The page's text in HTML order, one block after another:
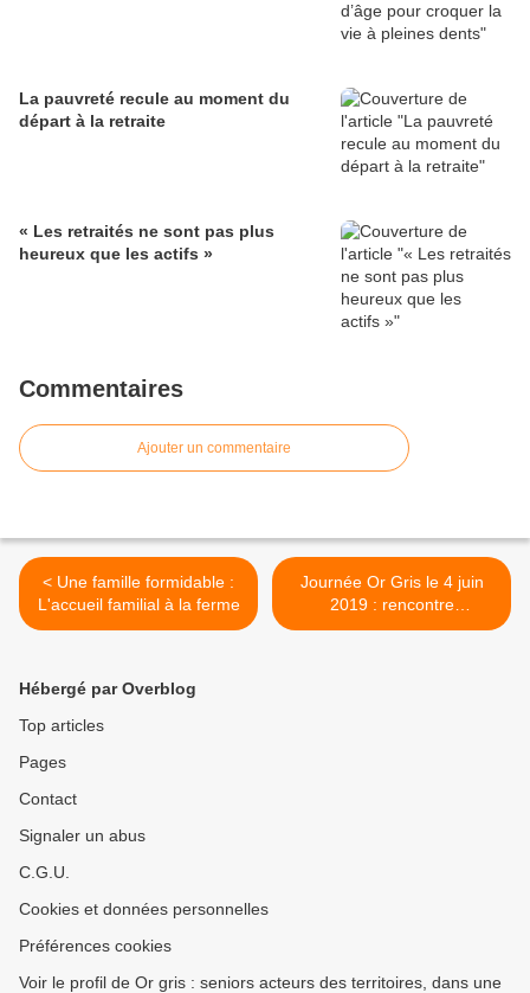
La pauvreté recule au moment du
départ à la retraite
« Les retraités ne sont pas plus
heureux que les actifs »
Commentaires
Ajouter un commentaire
< Une famille formidable :
L'accueil familial à la ferme
Journée Or Gris le 4 juin
2019 : rencontre
apprenante >
Hébergé par Overblog
Top articles
Pages
Contact
Signaler un abus
C.G.U.
Cookies et données personnelles
Préférences cookies
Voir le profil de Or gris : seniors acteurs des territoires, dans une